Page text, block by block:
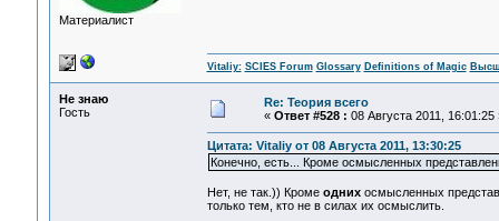
Материалист
Vitaliy: SCIES Forum Glossary Definitions of Magic
Не знаю
Гость
Re: Теория всего
« Ответ #528 : 08 Августа 2011, 16:01:25
Цитата: Vitaliy от 08 Августа 2011, 13:30:25
Конечно, есть... Кроме осмысленных
Нет, не так.)) Кроме однихосмысленных
только тем, кто не в силах их осмыслить.